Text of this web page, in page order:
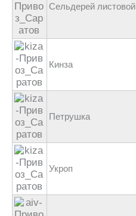
Сельдерей листовой
Кинза
Петрушка
Укроп